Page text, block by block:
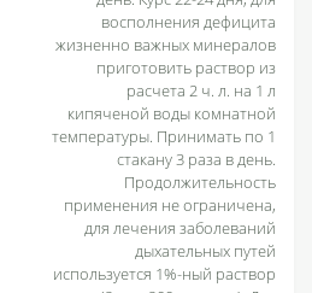
восполнения дефицита
жизненно важных минералов
приготовить раствор из
расчета 2 ч. л. на 1 л
кипяченой воды комнатной
температуры. Принимать по 1
стакану 3 раза в день.
Продолжительность
применения не ограничена,
для лечения заболеваний
дыхательных путей
используется 1%-ный раствор